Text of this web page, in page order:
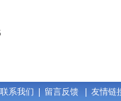
联系我们 留言反馈| 友情链